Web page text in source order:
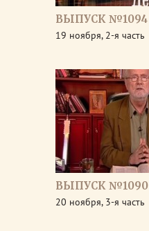
ВЫПУСК №1094
19 ноября, 2-я часть
ВЫПУСК №1090
20 ноября, 3-я часть